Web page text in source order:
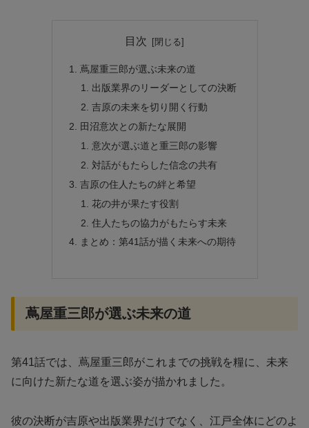
目次
蔦屋重三郎が選ぶ未来の道
出版業界のリーダーとしての決断
吉原の未来を切り開く行動
田沼意次との新たな展開
意次が選ぶ道と重三郎の影響
対話がもたらした信念の共有
吉原の住人たちの絆と希望
花の井が果たす役割
住人たちの協力がもたらす未来
まとめ：第41話が描く未来への期待
蔦屋重三郎が選ぶ未来の道
第41話では、蔦屋重三郎がこれまでの挑戦を糧に、未来
に向けた新たな道を選ぶ姿が描かれました。
彼の決断が吉原や出版業界だけでなく、江戸全体にどのよ